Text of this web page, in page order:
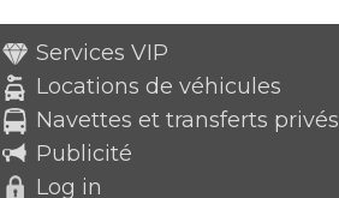
Services VIP
Locations de véhicules
Navettes et transferts privés
Publicité
Log in